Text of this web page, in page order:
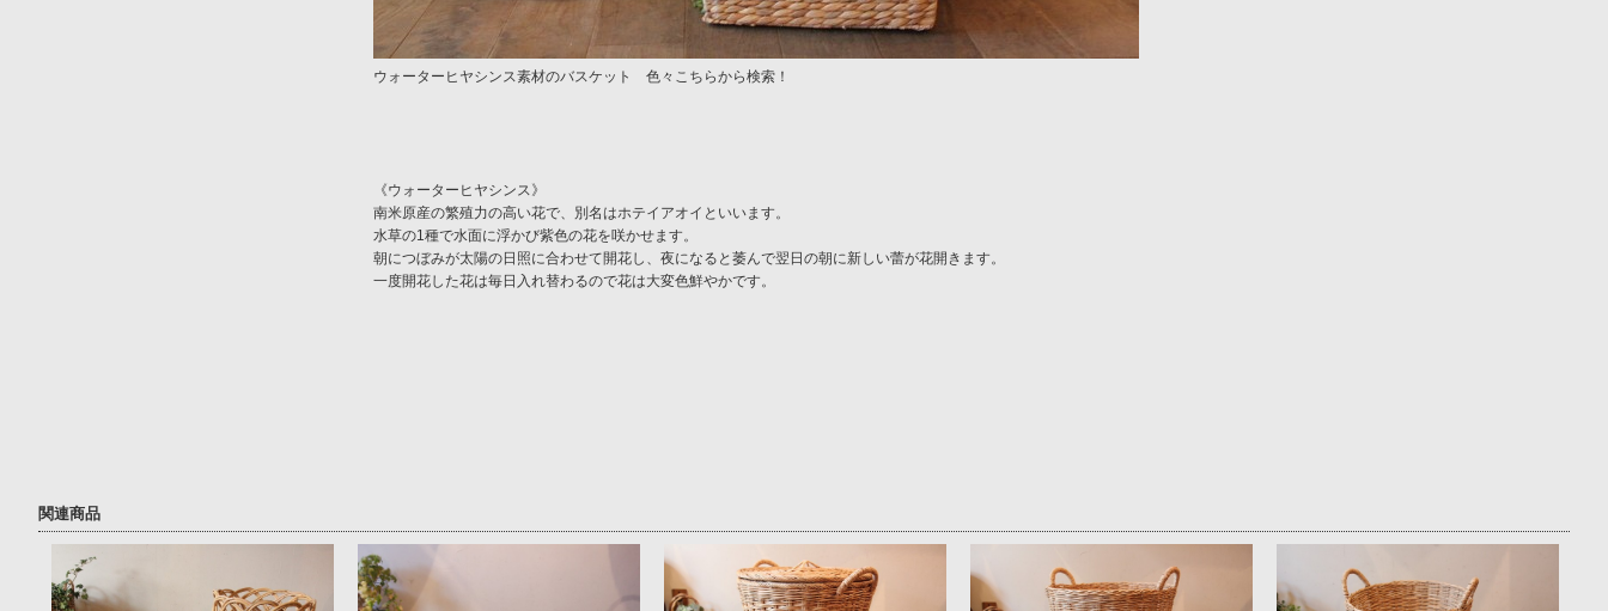
ウォーターヒヤシンス素材のバスケット 色々こちらから検索！
《ウォーターヒヤシンス》
南米原産の繁殖力の高い花で、別名はホテイアオイといいます。
水草の1種で水面に浮かび紫色の花を咲かせます。
朝につぼみが太陽の日照に合わせて開花し、夜になると萎んで翌日の朝に新しい蕾が花開きます。
一度開花した花は毎日入れ替わるので花は大変色鮮やかです。
関連商品